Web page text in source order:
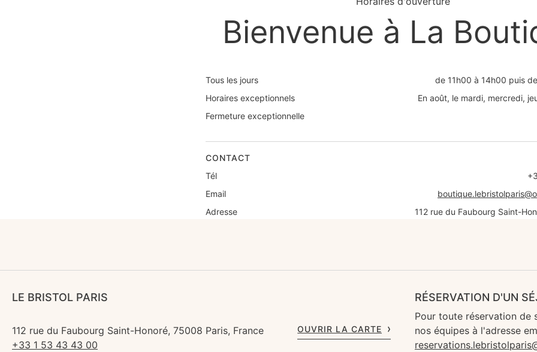
Bienvenue à La
Tous les jours
de 11h00 à 14h00 puis
Horaires exceptionnels
En août, le mardi, mercredi,
Fermeture exceptionnelle
CONTACT
Tél
Email
Adresse
112 rue du Faubourg Saint-
LE BRISTOL PARIS
112 rue du Faubourg Saint-Honoré, 75008 Paris, France
+33 1 53 43 43 00
OUVRIR LA CARTE
RÉSERVATION D'UN
Pour toute réservation de
nos équipes à l'adresse